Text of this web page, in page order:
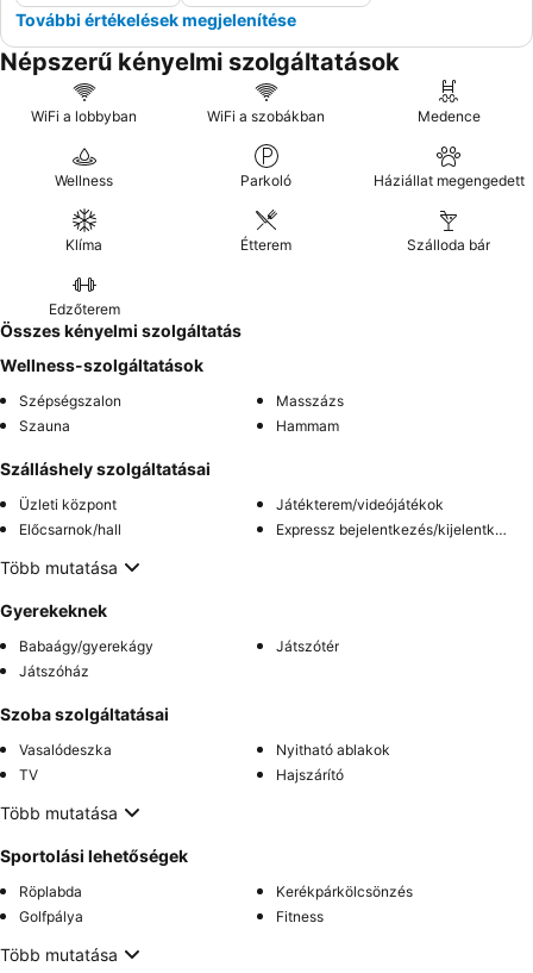
További értékelések megjelenítése
Népszerű kényelmi szolgáltatások
WiFi a lobbyban WiFi a szobákban Medence
Wellness Parkoló Háziállat megengedett
Klíma Étterem Szálloda bár
Edzőterem
Összes kényelmi szolgáltatás
Wellness-szolgáltatások
Szépségszalon
Masszázs
Szauna
Hammam
Szálláshely szolgáltatásai
Üzleti központ
Játékterem/videójátékok
Előcsarnok/hall
Expressz bejelentkezés/kijelentkezés
Több mutatása
Gyerekeknek
Babaágy/gyerekágy
Játszótér
Játszóház
Szoba szolgáltatásai
Vasalódeszka
Nyitható ablakok
TV
Hajszárító
Több mutatása
Sportolási lehetőségek
Röplabda
Kerékpárkölcsönzés
Golfpálya
Fitness
Több mutatása